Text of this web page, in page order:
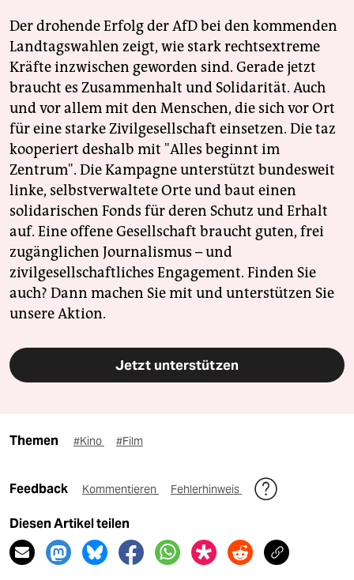
Der drohende Erfolg der AfD bei den kommenden
Landtagswahlen zeigt, wie stark rechtsextreme
Kräfte inzwischen geworden sind. Gerade jetzt
braucht es Zusammenhalt und Solidarität. Auch
und vor allem mit den Menschen, die sich vor Ort
für eine starke Zivilgesellschaft einsetzen. Die taz
kooperiert deshalb mit "Alles beginnt im
Zentrum". Die Kampagne unterstützt bundesweit
linke, selbstverwaltete Orte und baut einen
solidarischen Fonds für deren Schutz und Erhalt
auf. Eine offene Gesellschaft braucht guten, frei
zugänglichen Journalismus – und
zivilgesellschaftliches Engagement. Finden Sie
auch? Dann machen Sie mit und unterstützen Sie
unsere Aktion.
Jetzt unterstützen
Themen #Kino #Film
Feedback Kommentieren Fehlerhinweis
Diesen Artikel teilen